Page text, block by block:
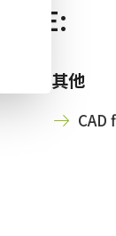
GE:
其他
CAD